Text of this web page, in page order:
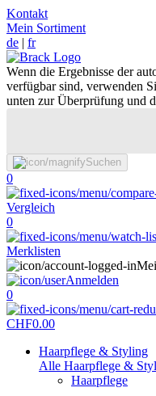
Kontakt
Mein Sortiment
de | fr
Wenn die Ergebnisse der
verfügbar sind, verwenden
unten zur Überprüfung und
Suchen
0
Vergleich
0
Merklisten
Anmelden
0
CHF0.00
Haarpflege & Styling
Alle Haarpflege &
Haarpflege